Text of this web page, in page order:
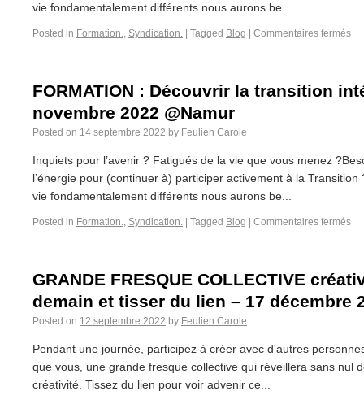
vie fondamentalement différents nous aurons be...
Posted in Formation., Syndication. Tagged Blog Commentaires fermés
FORMATION : Découvrir la transition
novembre 2022 @Namur
Posted on 14 septembre 2022 by Feulien Carole
Inquiets pour l’avenir ? Fatigués de la vie que vous menez
l’énergie pour (continuer à) participer activement à la
vie fondamentalement différents nous aurons be...
Posted in Formation., Syndication. Tagged Blog Commentaires fermés
GRANDE FRESQUE COLLECTIVE
demain et tisser du lien – 17 décembre
Posted on 12 septembre 2022 by Feulien Carole
Pendant une journée, participez à créer avec d'autres
que vous, une grande fresque collective qui réveillera sans nul
créativité. Tissez du lien pour voir advenir ce...